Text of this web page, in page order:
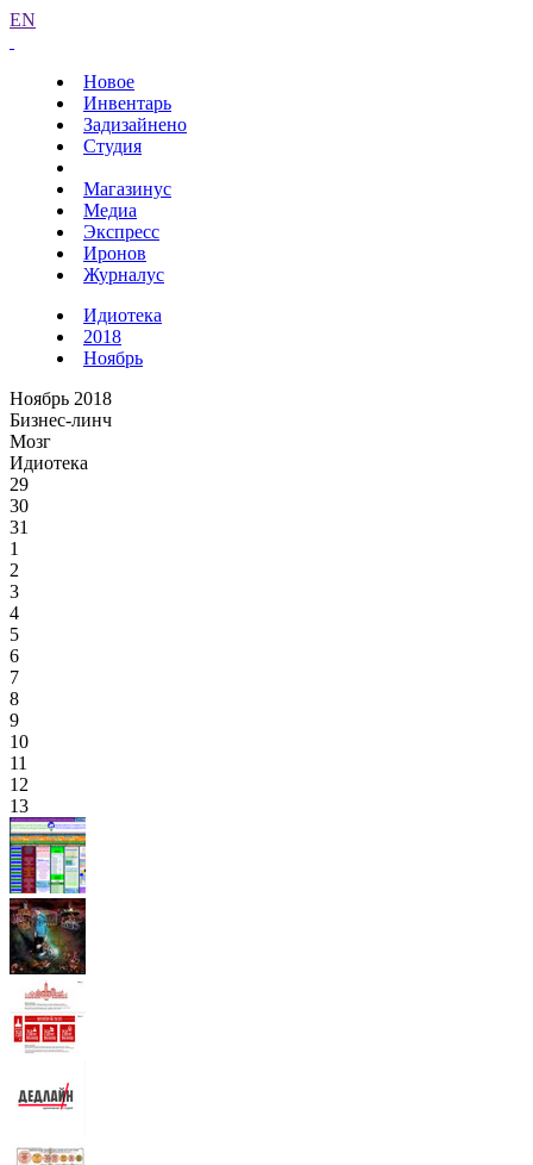
EN
Новое
Инвентарь
Задизайнено
Студия
Магазинус
Медиа
Экспресс
Иронов
Журналус
Идиотека
2018
Ноябрь
Ноябрь 2018
Бизнес-линч
Мозг
Идиотека
29
30
31
1
2
3
4
5
6
7
8
9
10
11
12
13